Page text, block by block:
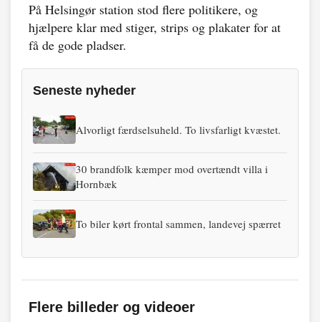
På Helsingør station stod flere politikere, og
hjælpere klar med stiger, strips og plakater for at
få de gode pladser.
Seneste nyheder
Alvorligt færdselsuheld. To livsfarligt kvæstet.
30 brandfolk kæmper mod overtændt villa i
Hornbæk
To biler kørt frontal sammen, landevej spærret
Flere billeder og videoer